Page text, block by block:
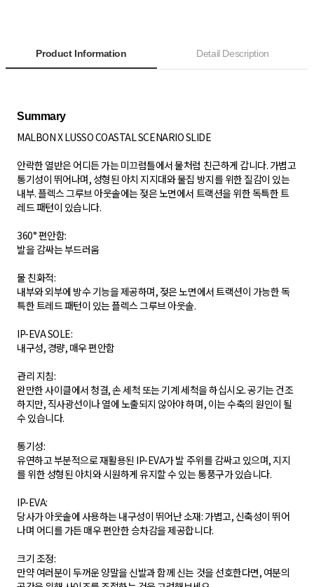
Product Information Detail Description
Summary
MALBON X LUSSO COASTAL SCENARIO SLIDE
안락한 열반은 어디든 가는 미끄럼틀에서 물처럼 친근하게 갑니다. 가볍고
통기성이 뛰어나며, 성형된 아치 지지대와 물집 방지를 위한 질감이 있는
내부. 플렉스 그루브 아웃솔에는 젖은 노면에서 트랙션을 위한 독특한 트
레드 패턴이 있습니다.
360° 편안함:
발을 감싸는 부드러움
물 친화적:
내부와 외부에 방수 기능을 제공하며, 젖은 노면에서 트랙션이 가능한 독
특한 트레드 패턴이 있는 플렉스 그루브 아웃솔.
IP-EVA SOLE:
내구성, 경량, 매우 편안함
관리 지침:
완만한 사이클에서 청결, 손 세척 또는 기계 세척을 하십시오. 공기는 건조
하지만, 직사광선이나 열에 노출되지 않아야 하며, 이는 수축의 원인이 될
수 있습니다.
통기성:
유연하고 부분적으로 재활용된 IP-EVA가 발 주위를 감싸고 있으며, 지지
를 위한 성형된 아치와 시원하게 유지할 수 있는 통풍구가 있습니다.
IP-EVA:
당사가 아웃솔에 사용하는 내구성이 뛰어난 소재: 가볍고, 신축성이 뛰어
나며 어디를 가든 매우 편안한 승차감을 제공합니다.
크기 조정:
만약 여러분이 두꺼운 양말을 신발과 함께 신는 것을 선호한다면, 여분의